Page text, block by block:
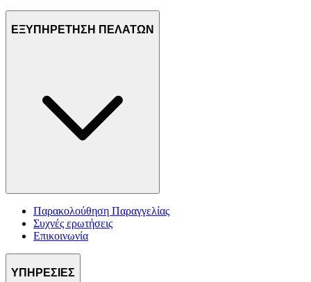
ΕΞΥΠΗΡΕΤΗΣΗ ΠΕΛΑΤΩΝ
Παρακολούθηση Παραγγελίας
Συχνές ερωτήσεις
Επικοινωνία
ΥΠΗΡΕΣΙΕΣ